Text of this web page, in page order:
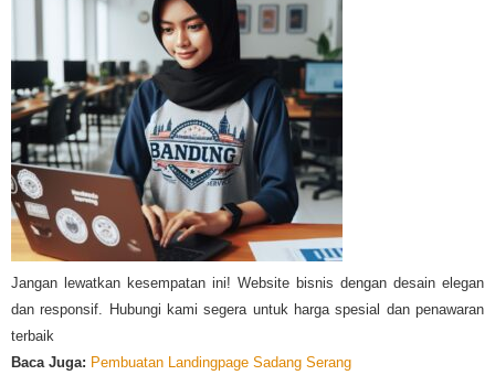
Jangan lewatkan kesempatan ini! Website bisnis dengan desain elegan
dan responsif. Hubungi kami segera untuk harga spesial dan penawaran
terbaik
Baca Juga: Pembuatan Landingpage Sadang Serang